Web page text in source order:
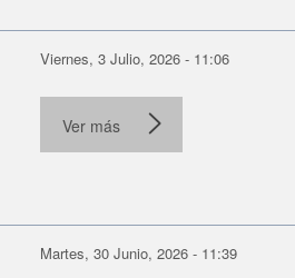
Viernes, 3 Julio, 2026 - 11:06
Ver más
Martes, 30 Junio, 2026 - 11:39